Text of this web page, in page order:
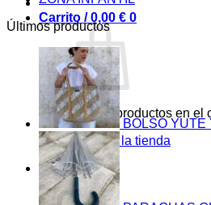
Carrito /0,00 € 0
No hay productos en el
Volver a la tienda
0
Carrito
Últimos productos
BOLSO YUTE